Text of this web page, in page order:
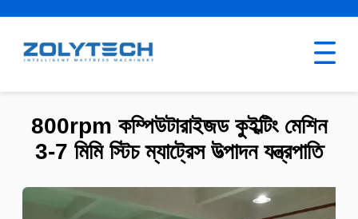
800rpm কম্পিউটারাইজড কুইল্টিং মেশিন
3-7 মিমি স্টিচ ম্যাট্রেস উত্পাদন যন্ত্রপাতি